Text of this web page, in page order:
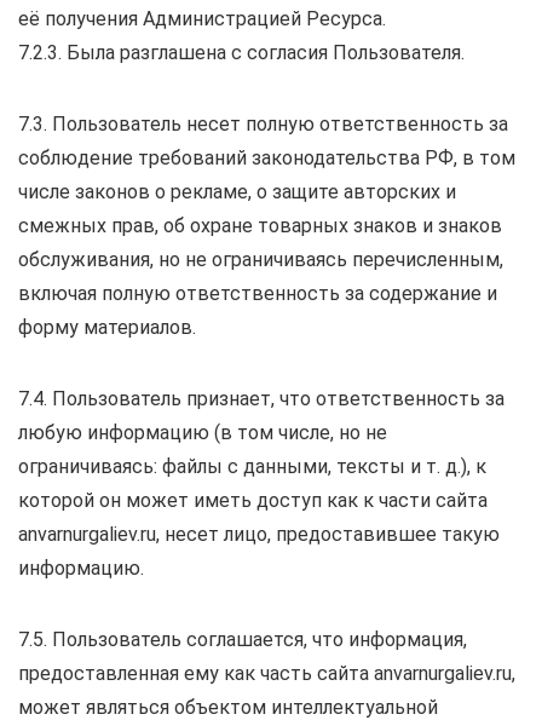
её получения Администрацией Ресурса.
7.2.3. Была разглашена с согласия Пользователя.
7.3. Пользователь несет полную ответственность за
соблюдение требований законодательства РФ, в том
числе законов о рекламе, о защите авторских и
смежных прав, об охране товарных знаков и знаков
обслуживания, но не ограничиваясь перечисленным,
включая полную ответственность за содержание и
форму материалов.
7.4. Пользователь признает, что ответственность за
любую информацию (в том числе, но не
ограничиваясь: файлы с данными, тексты и т. д.), к
которой он может иметь доступ как к части сайта
anvarnurgaliev.ru, несет лицо, предоставившее такую
информацию.
7.5. Пользователь соглашается, что информация,
предоставленная ему как часть сайта anvarnurgaliev.ru,
может являться объектом интеллектуальной